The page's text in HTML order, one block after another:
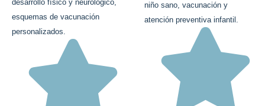
desarrollo físico y neurológico,
esquemas de vacunación
personalizados.
niño sano, vacunación y
atención preventiva infantil.